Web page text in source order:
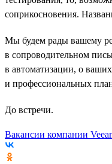
соприкосновения.
Мы будем рады вашему
в сопроводительном
в автоматизации, о
и профессиональных
До встречи.
Вакансии компании